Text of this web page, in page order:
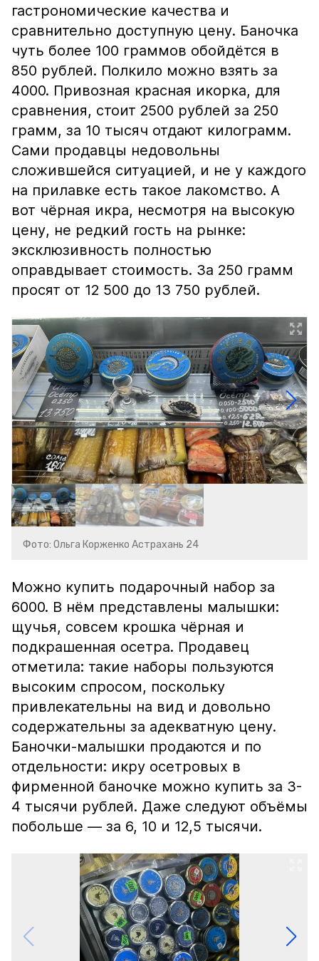
гастрономические качества и
сравнительно доступную цену. Баночка
чуть более 100 граммов обойдётся в
850 рублей. Полкило можно взять за
4000. Привозная красная икорка, для
сравнения, стоит 2500 рублей за 250
грамм, за 10 тысяч отдают килограмм.
Сами продавцы недовольны
сложившейся ситуацией, и не у каждого
на прилавке есть такое лакомство. А
вот чёрная икра, несмотря на высокую
цену, не редкий гость на рынке:
эксклюзивность полностью
оправдывает стоимость. За 250 грамм
просят от 12 500 до 13 750 рублей.
Фото: Ольга Корженко Астрахань 24
Можно купить подарочный набор за
6000. В нём представлены малышки:
щучья, совсем крошка чёрная и
подкрашенная осетра. Продавец
отметила: такие наборы пользуются
высоким спросом, поскольку
привлекательны на вид и довольно
содержательны за адекватную цену.
Баночки-малышки продаются и по
отдельности: икру осетровых в
фирменной баночке можно купить за 3-
4 тысячи рублей. Даже следуют объёмы
побольше — за 6, 10 и 12,5 тысячи.